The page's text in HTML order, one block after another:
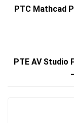
PTC Mathcad
PTE AV Studio